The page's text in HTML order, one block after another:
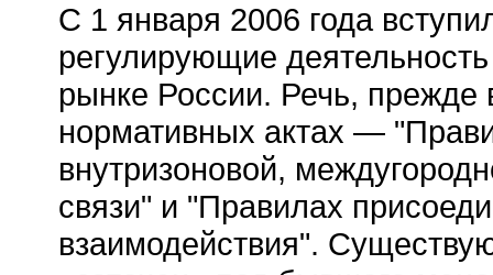
С 1 января 2006 года
регулирующие
рынке России. Речь, прежде
нормативных актах —
внутризоновой,
связи" и "Правилах
взаимодействия".